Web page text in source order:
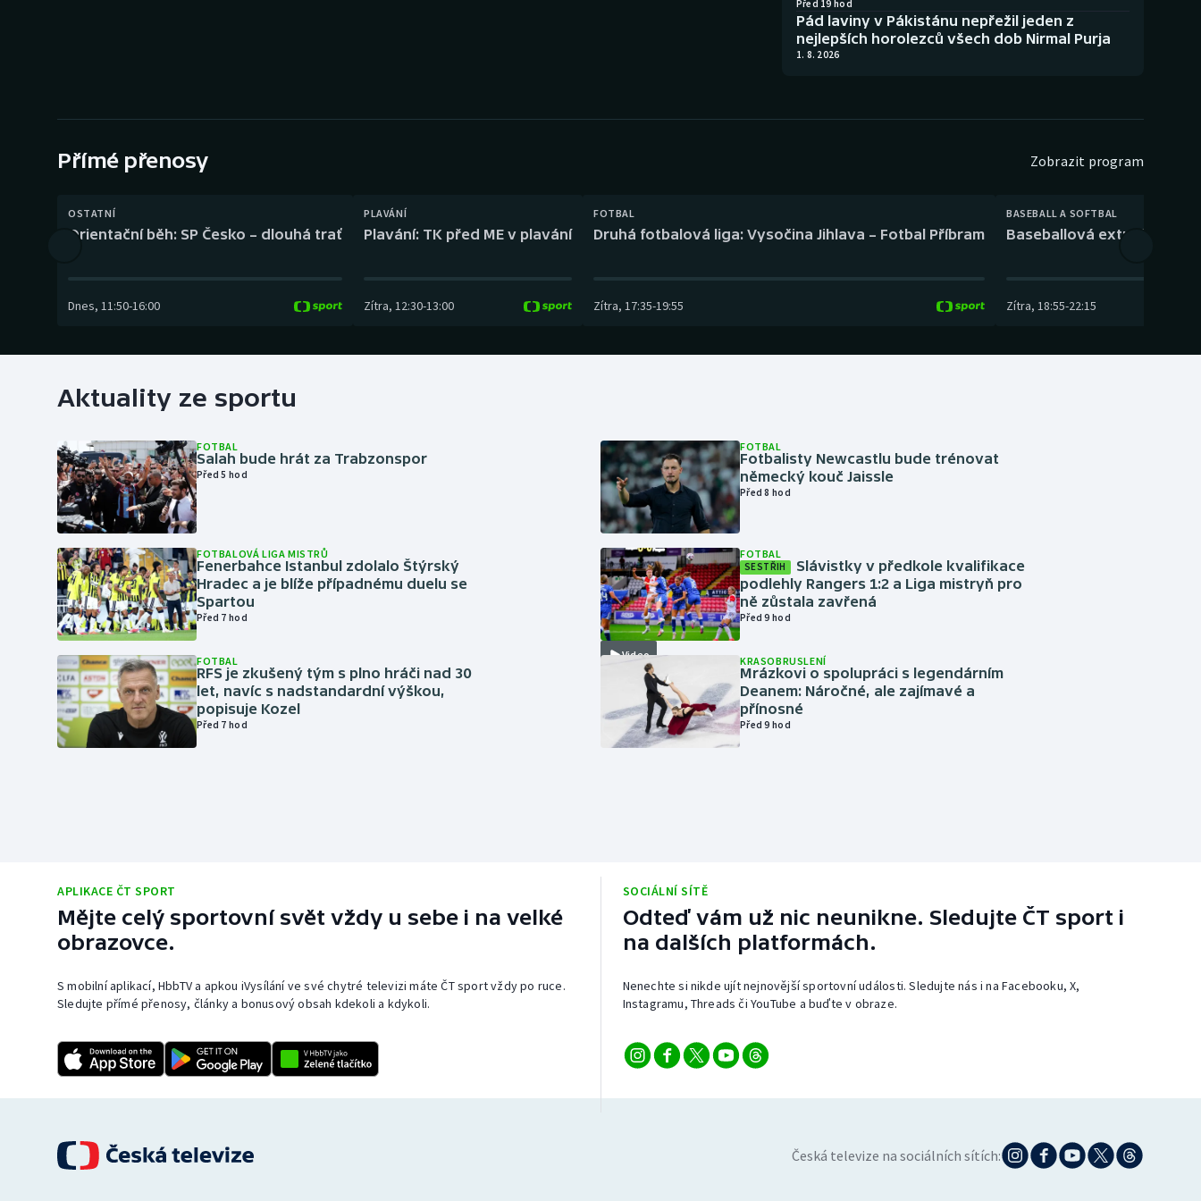
Před 19 hod
Pád laviny v Pákistánu nepřežil jeden z
nejlepších horolezců všech dob Nirmal Purja
1. 8. 2026
Přímé přenosy Zobrazit program
OSTATNÍ
Orientační běh: SP Česko – dlouhá trať
Dnes, 11:50-16:00
PLAVÁNÍ
Plavání: TK před ME v plavání
Zítra, 12:30-13:00
FOTBAL
Druhá fotbalová liga: Vysočina Jihlava – Fotbal Příbram
Zítra, 17:35-19:55
BASEBALL A SOFTBAL
Baseballová extraliga:
Zítra, 18:55-22:15
Aktuality ze sportu
FOTBAL
Salah bude hrát za Trabzonspor
Před 5 hod
FOTBALOVÁ LIGA MISTRŮ
Fenerbahce Istanbul zdolalo Štýrský
Hradec a je blíže případnému duelu se
Spartou
Před 7 hod
FOTBAL
RFS je zkušený tým s plno hráči nad 30
let, navíc s nadstandardní výškou,
popisuje Kozel
Před 7 hod
FOTBAL
Fotbalisty Newcastlu bude trénovat
německý kouč Jaissle
Před 8 hod
Video
FOTBAL
SESTŘIH
Slávistky v předkole kvalifikace
podlehly Rangers 1:2 a Liga mistryň pro
ně zůstala zavřená
Před 9 hod
KRASOBRUSLENÍ
Mrázkovi o spolupráci s legendárním
Deanem: Náročné, ale zajímavé a
přínosné
Před 9 hod
APLIKACE ČT SPORT
Mějte celý sportovní svět vždy u sebe i na velké
obrazovce.
S mobilní aplikací, HbbTV a apkou iVysílání ve své chytré televizi máte ČT sport vždy po ruce.
Sledujte přímé přenosy, články a bonusový obsah kdekoli a kdykoli.
SOCIÁLNÍ SÍTĚ
Odteď vám už nic neunikne. Sledujte ČT sport i
na dalších platformách.
Nenechte si nikde ujít nejnovější sportovní události. Sledujte nás i na Facebooku, X,
Instagramu, Threads či YouTube a buďte v obraze.
Česká televize na sociálních sítích: